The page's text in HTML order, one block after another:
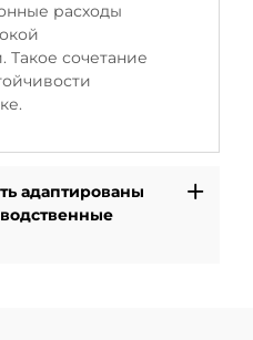
расходы
Такое сочетание
адаптированы